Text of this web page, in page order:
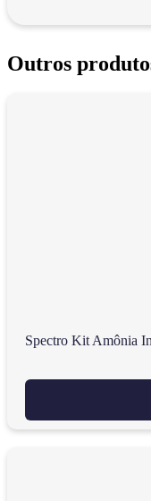
Outros
Spectro Kit Amônia